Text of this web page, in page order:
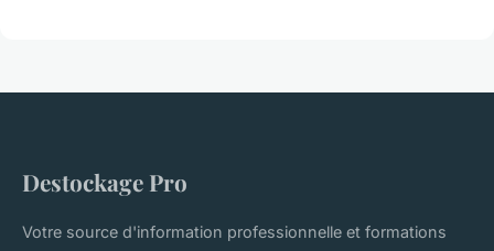
Destockage Pro
Votre source d'information professionnelle et formations